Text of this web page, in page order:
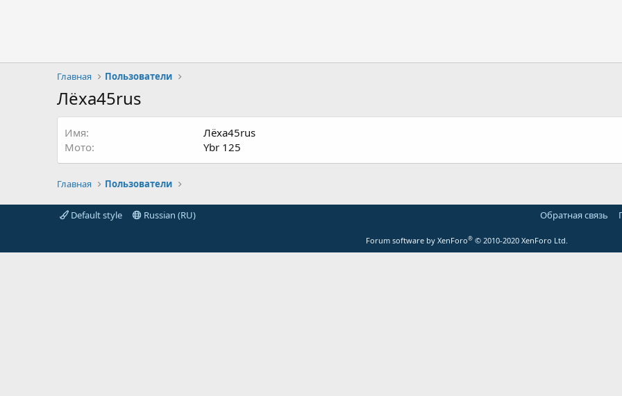
Главная Пользователи
Лёха45rus
Имя
Лёха45rus
Мото
Ybr 125
Главная Пользователи
Default style Russian (RU) Обратная связь
Forum software by XenForo® © 2010-2020 XenForo Ltd.